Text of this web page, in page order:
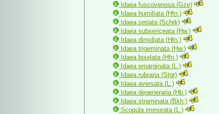
Idaea fuscovenosa (Gze)
Idaea humiliata (Hfn.)
Idaea seriata (Schrk)
Idaea subsericeata (Hw.)
Idaea dimidiata (Hfn.)
Idaea trigeminata (Hw.)
Idaea biselata (Hfn.)
Idaea emarginata (L.)
Idaea rubraria (Stgr)
Idaea aversata (L.)
Idaea degeneraria (Hb.)
Idaea straminata (Bkh.)
Scopula immorata (L.)